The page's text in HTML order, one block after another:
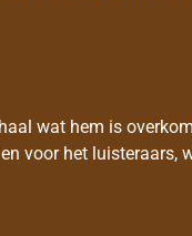
wat hem is
voor het luisteraars,